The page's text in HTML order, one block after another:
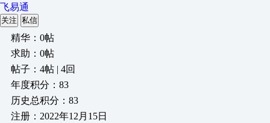
飞易通
关注 私信
精华：0帖
求助：0帖
帖子：4帖 | 4回
年度积分：83
历史总积分：83
注册：2022年12月15日